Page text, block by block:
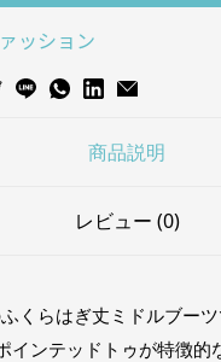
ッション
商品説明
レビュー (0)
くらはぎ丈ミドルブーツ
インテッドトゥが特徴的